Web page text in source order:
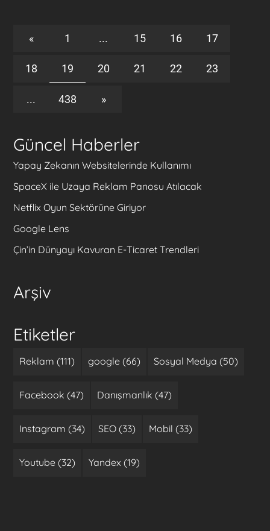
« 1 ... 15 16 17
18 19 20 21 22 23
... 438 »
Güncel Haberler
Yapay Zekanın Websitelerinde Kullanımı
SpaceX ile Uzaya Reklam Panosu Atılacak
Netflix Oyun Sektörüne Giriyor
Google Lens
Çin’in Dünyayı Kavuran E-Ticaret Trendleri
Arşiv
Etiketler
Reklam (111) google (66) Sosyal Medya (50)
Facebook (47) Danışmanlık (47)
Instagram (34) SEO (33) Mobil (33)
Youtube (32) Yandex (19)